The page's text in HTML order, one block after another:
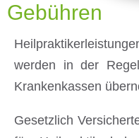
Gebühren
werden in der
Krankenkassen
Gesetzlich